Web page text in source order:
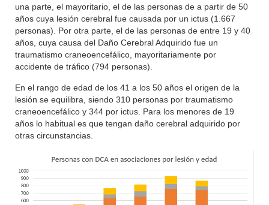
una parte, el mayoritario, el de las personas de a partir de 50
años cuya lesión cerebral fue causada por un ictus (1.667
personas). Por otra parte, el de las personas de entre 19 y 40
años, cuya causa del Daño Cerebral Adquirido fue un
traumatismo craneoencefálico, mayoritariamente por
accidente de tráfico (794 personas).
En el rango de edad de los 41 a los 50 años el origen de la
lesión se equilibra, siendo 310 personas por traumatismo
craneoencefálico y 344 por ictus. Para los menores de 19
años lo habitual es que tengan daño cerebral adquirido por
otras circunstancias.